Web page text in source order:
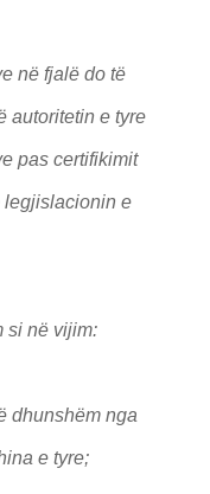
në fjalë do të
autoritetin e tyre
pas certifikimit
legjislacionin e
si në vijim:
dhunshëm nga
e tyre;